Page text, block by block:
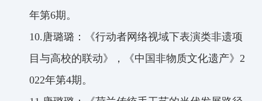
年第6期。
10.唐璐璐：《行动者网络视域下表演类非遗项
目与高校的联动》，《中国非物质文化遗产》2
022年第4期。